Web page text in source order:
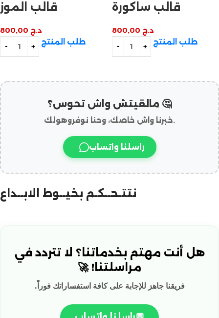
قالب الموز
د.ج
طلب المنتج
قالب ساكورة
د.ج
طلب المنتج
مالقيتش واش تحوس؟ 🤔
خبرنا واش خاصك، وحنا نوفروهولك.
راسلنا واتساب
نتتـحــكـم بخيــوط الابــداع
هل أنت مهتم بخدماتنا؟ لا تتردد في
مراسلتنا! 🚀
فريقنا جاهز للإجابة على كافة استفساراتك فوراً.